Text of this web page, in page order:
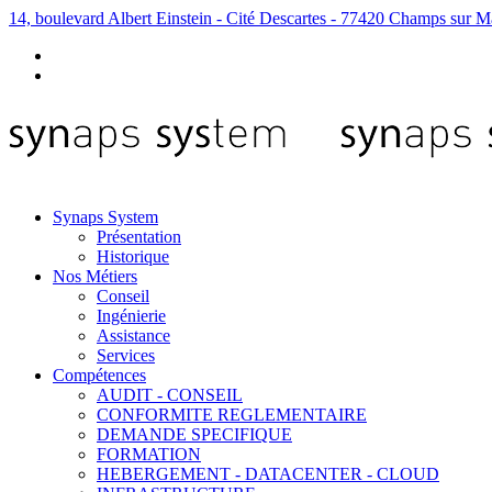
14, boulevard Albert Einstein - Cité Descartes - 77420 Champs sur
Synaps System
Présentation
Historique
Nos Métiers
Conseil
Ingénierie
Assistance
Services
Compétences
AUDIT - CONSEIL
CONFORMITE REGLEMENTAIRE
DEMANDE SPECIFIQUE
FORMATION
HEBERGEMENT - DATACENTER - CLOUD